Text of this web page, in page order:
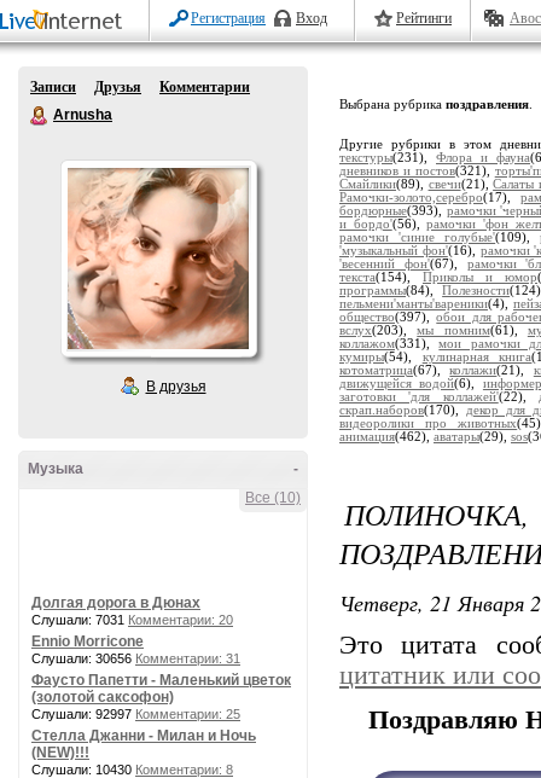
Регистрация Вход Рейтинги
Записи Друзья
Комментарии
Arnusha
В друзья
-
Музыка
Все (10)
Долгая дорога в Дюнах
Слушали: 7031 Комментарии: 20
Ennio Morricone
Слушали: 30656 Комментарии: 31
Фаусто Папетти - Маленький цветок
(золотой саксофон)
Слушали: 92997 Комментарии: 25
Стелла Джанни - Милан и Ночь
(NEW)!!!
Слушали: 10430 Комментарии: 8
Выбрана рубрика поздравления
Другие рубрики в этом
текстуры(231), Флора и фауна
дневников и постов(321),
Смайлики(89), свечи(21),Салаты
Рамочки-золото,серебро(17),
бордюрные(393), рамочки
и бордо'(56),рамочки 'фон
рамочки 'синие голубые'(109),
'музыкальный фон'(16), рамочки
'весенний фон'(67), рамочки
текста(154), Приколы и юмор
программы(84),Полезности
пельмени'манты'вареники(4),
общество(397),обои для
вслух(203),мы помним(61),
коллажом(331),мои рамочки
кумиры(54), кулинарная книга
котоматрица(67),коллажи(21),
движущейся водой(6),
заготовки 'для коллажей'(22),
скрап.наборов(170), декор для
видеоролики про животных
анимация(462), аватары(29), sos
Четверг, 21 Января
Это цитата
цитатник или
Поздравляю